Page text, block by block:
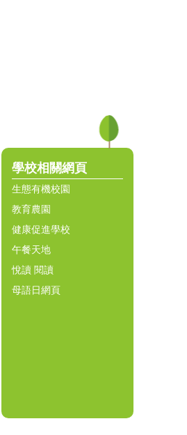
學校相關網頁
生態有機校園
教育農園
健康促進學校
午餐天地
悅讀 閱讀
母語日網頁